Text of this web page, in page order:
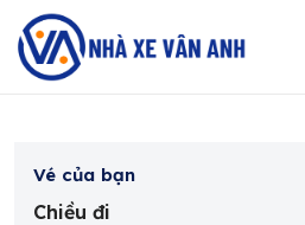
Vé của bạn
Chiều đi